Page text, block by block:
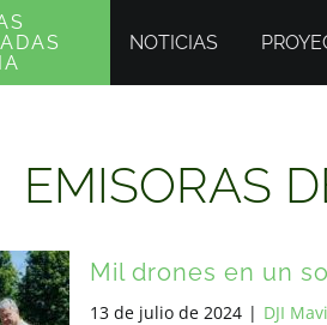
NOTICIAS
EMISORAS
Mil drones en un
13 de julio de 2024 | DJI